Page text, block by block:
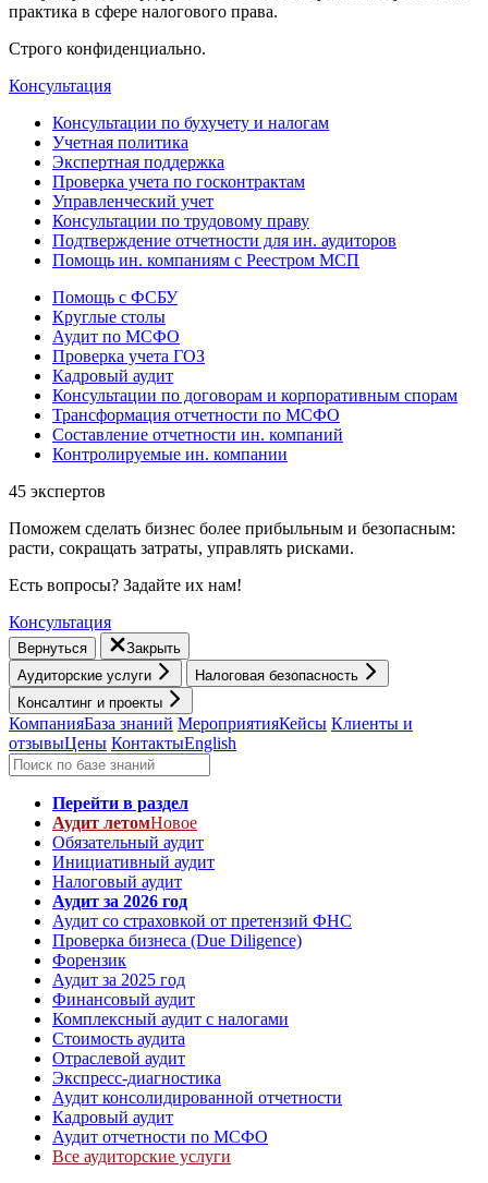
практика в сфере налогового права.
Строго конфиденциально.
Консультация
Консультации по бухучету и налогам
Учетная политика
Экспертная поддержка
Проверка учета по госконтрактам
Управленческий учет
Консультации по трудовому праву
Подтверждение отчетности для ин. аудиторов
Помощь ин. компаниям с Реестром МСП
Помощь с ФСБУ
Круглые столы
Аудит по МСФО
Проверка учета ГОЗ
Кадровый аудит
Консультации по договорам и корпоративным спорам
Трансформация отчетности по МСФО
Составление отчетности ин. компаний
Контролируемые ин. компании
45 экспертов
Поможем сделать бизнес более прибыльным и безопасным:
расти, cокращать затраты, управлять рисками.
Есть вопросы? Задайте их нам!
Консультация
Вернуться
Закрыть
Аудиторские услуги
Налоговая безопасность
Консалтинг и проекты
КомпанияБаза знаний МероприятияКейсы Клиенты и
отзывыЦены КонтактыEnglish
Перейти в раздел
Аудит летомНовое
Обязательный аудит
Инициативный аудит
Налоговый аудит
Аудит за 2026 год
Аудит со страховкой от претензий ФНС
Проверка бизнеса (Due Diligence)
Форензик
Аудит за 2025 год
Финансовый аудит
Комплексный аудит с налогами
Стоимость аудита
Отраслевой аудит
Экспресс-диагностика
Аудит консолидированной отчетности
Кадровый аудит
Аудит отчетности по МСФО
Все аудиторские услуги